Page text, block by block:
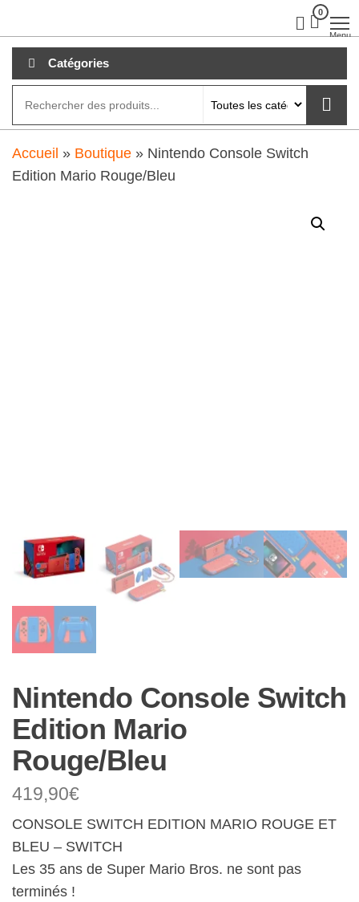
au
contenu
0
Menu
Catégories
Accueil » Boutique » Nintendo Console Switch
Edition Mario Rouge/Bleu
Nintendo Console Switch
Edition Mario
Rouge/Bleu
419,90€
CONSOLE SWITCH EDITION MARIO ROUGE ET
BLEU – SWITCH
Les 35 ans de Super Mario Bros. ne sont pas
terminés !